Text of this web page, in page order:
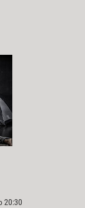
20:30